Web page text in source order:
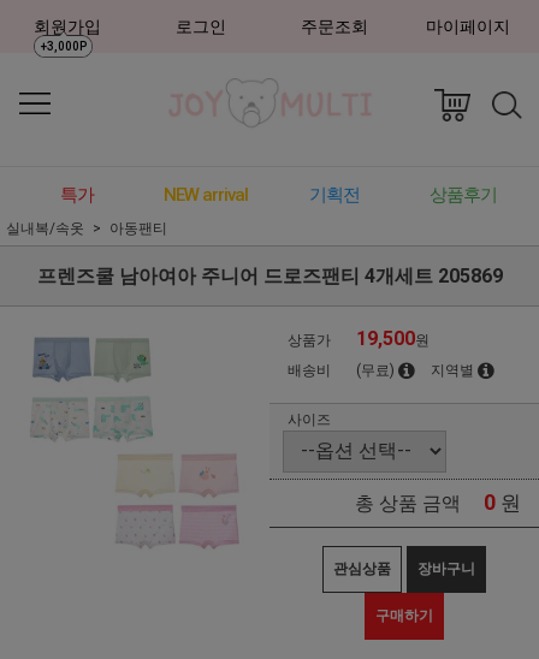
회원가입
+3,000P
로그인 주문조회 마이페이지
특가 NEW arrival 기획전 상품후기
실내복/속옷 아동팬티
프렌즈쿨 남아여아 주니어 드로즈팬티 4개세트 205869
상품가 19,500원
배송비
(무료) 지역별
사이즈
총 상품 금액 0 원
관심상품 장바구니
구매하기